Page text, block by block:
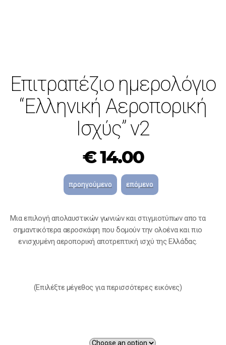
Επιτραπέζιο ημερολόγιο
“Ελληνική Αεροπορική
Ισχύς” v2
€14.00
Μια επιλογή απολαυστικών γωνιών και στιγμιοτύπων απο τα
σημαντικότερα αεροσκάφη που δομούν την ολοένα και πιο
ενισχυμένη αεροπορική αποτρεπτική ισχύ της Ελλάδας.
(Eπιλέξτε μέγεθος για περισσότερες εικόνες)